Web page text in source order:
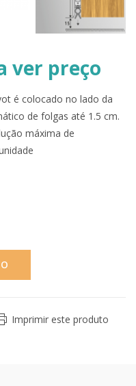
ver preço
é colocado no lado da
de folgas até 1.5 cm.
máxima de
Imprimir este produto